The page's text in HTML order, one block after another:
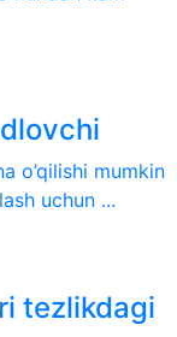
o’qilishi mumkin
uchun ...
tezlikdagi